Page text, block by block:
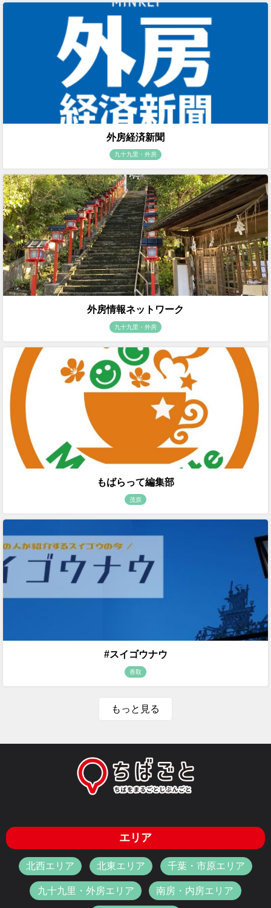
外房経済新聞
九十九里・外房
外房情報ネットワーク
九十九里・外房
もばらって編集部
茂原
#スイゴウナウ
香取
もっと見る
エリア
北西エリア 北東エリア 千葉・市原エリア
九十九里・外房エリア 南房・内房エリア